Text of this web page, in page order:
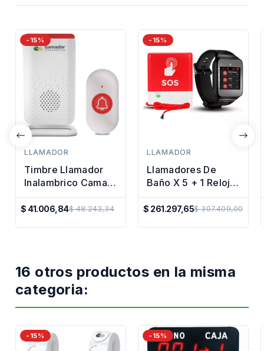
-15%
LLAMADOR
Timbre Llamador
Inalambrico Cama
Anciano Enfermo
Hospital
$ 41.006,84
Precio
Regular
$ 48.243,34
-15%
LLAMADOR
Llamadores De
Baño X 5 + 1 Reloj
Receptor De
Llamados
$ 261.297,65
Precio
Regular
$ 307.409,00
16 otros productos en la misma
categoria:
-15% -15%